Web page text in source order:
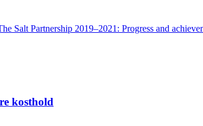
Salt Partnership 2019–2021: Progress and
kosthold